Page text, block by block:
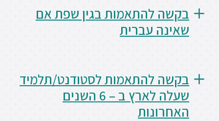
בוגרים
שכר
לימוד
בקשה להתאמות בגין שפת אם
שאינה עברית
בקשה להתאמות לסטודנט/תלמיד
שעלה לארץ ב – 6 השנים
האחרונות